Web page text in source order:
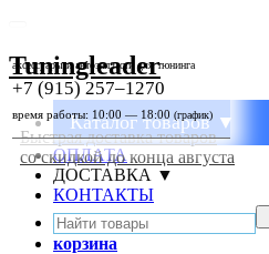
Tuningleader
аксессуары и автозапчасти для тюнинга
+7 (915) 257–1270
время работы: 10:00 — 18:00 (график)
Быстрая доставка товаров
со скидкой до конца августа
Каталог товаров ▼
ОПЛАТА
ДОСТАВКА ▼
КОНТАКТЫ
корзина